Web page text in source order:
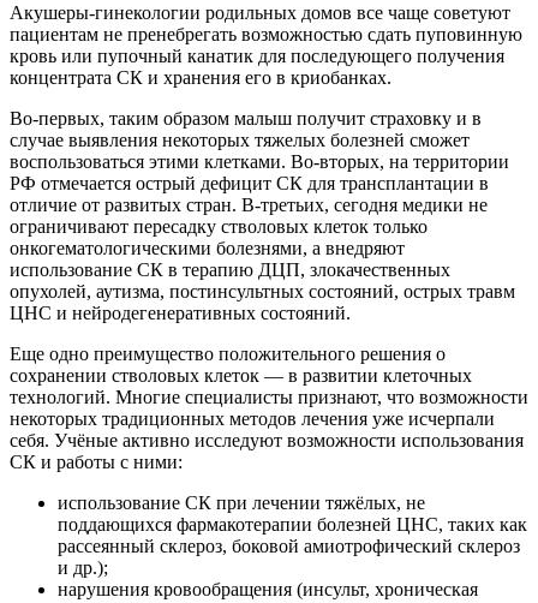
Акушеры-гинекологии родильных домов все чаще советуют
пациентам не пренебрегать возможностью сдать пуповинную
кровь или пупочный канатик для последующего получения
концентрата СК и хранения его в криобанках.
Во-первых, таким образом малыш получит страховку и в
случае выявления некоторых тяжелых болезней сможет
воспользоваться этими клетками. Во-вторых, на территории
РФ отмечается острый дефицит СК для трансплантации в
отличие от развитых стран. В-третьих, сегодня медики не
ограничивают пересадку стволовых клеток только
онкогематологическими болезнями, а внедряют
использование СК в терапию ДЦП, злокачественных
опухолей, аутизма, постинсультных состояний, острых травм
ЦНС и нейродегенеративных состояний.
Еще одно преимущество положительного решения о
сохранении стволовых клеток — в развитии клеточных
технологий. Многие специалисты признают, что возможности
некоторых традиционных методов лечения уже исчерпали
себя. Учёные активно исследуют возможности использования
СК и работы с ними:
использование СК при лечении тяжёлых, не
поддающихся фармакотерапии болезней ЦНС, таких как
рассеянный склероз, боковой амиотрофический склероз
и др.);
нарушения кровообращения (инсульт, хроническая